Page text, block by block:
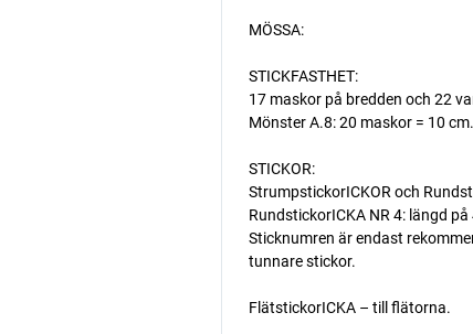
MÖSSA:
STICKFASTHET:
17 maskor på bredden och 22
Mönster A.8: 20 maskor = 10 cm.
STICKOR:
StrumpstickorICKOR och
RundstickorICKA NR 4: längd på
Sticknumren är endast
tunnare stickor.
FlätstickorICKA – till flätorna.